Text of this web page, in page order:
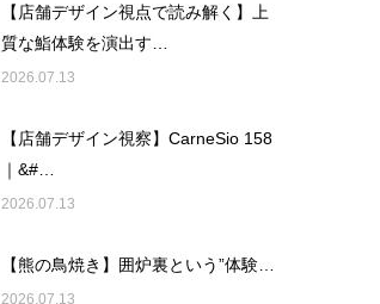
【店舗デザイン視点で読み解く】上
質な鮨体験を演出す…
2026.07.13
【店舗デザイン視察】CarneSio 158
｜&#…
2026.07.13
【熊の鳥焼き】囲炉裏という”体験…
2026.07.13